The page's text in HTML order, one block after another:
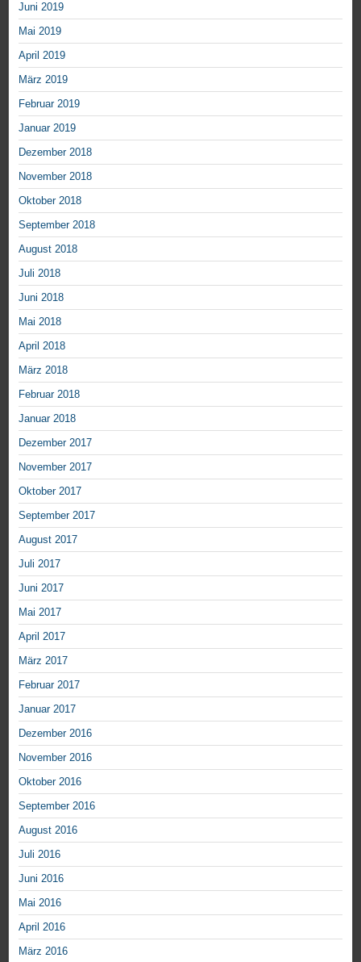
Juni 2019
Mai 2019
April 2019
März 2019
Februar 2019
Januar 2019
Dezember 2018
November 2018
Oktober 2018
September 2018
August 2018
Juli 2018
Juni 2018
Mai 2018
April 2018
März 2018
Februar 2018
Januar 2018
Dezember 2017
November 2017
Oktober 2017
September 2017
August 2017
Juli 2017
Juni 2017
Mai 2017
April 2017
März 2017
Februar 2017
Januar 2017
Dezember 2016
November 2016
Oktober 2016
September 2016
August 2016
Juli 2016
Juni 2016
Mai 2016
April 2016
März 2016